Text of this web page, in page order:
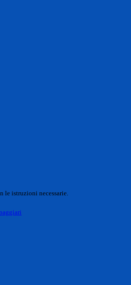
le istruzioni necessarie.